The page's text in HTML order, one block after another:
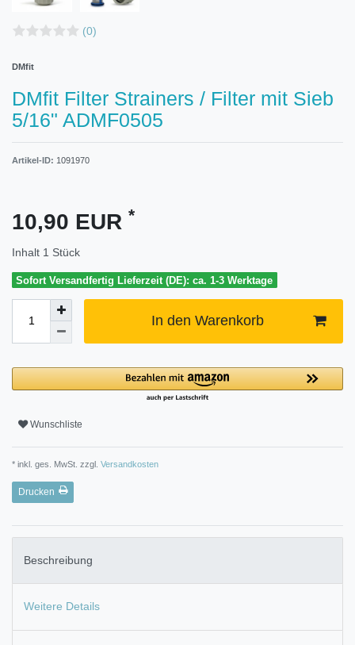
(0)
DMfit
DMfit Filter Strainers / Filter mit Sieb
5/16" ADMF0505
Artikel-ID: 1091970
10,90 EUR *
Inhalt 1 Stück
Sofort Versandfertig Lieferzeit (DE): ca. 1-3 Werktage
In den Warenkorb
Wunschliste
* inkl. ges. MwSt. zzgl. Versandkosten
Drucken
Beschreibung
Weitere Details